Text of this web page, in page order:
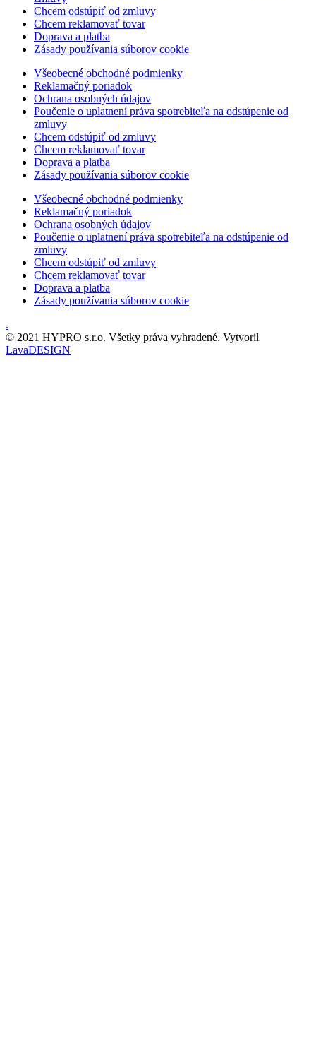
Chcem odstúpiť od zmluvy
Chcem reklamovať tovar
Doprava a platba
Zásady používania súborov cookie
Všeobecné obchodné podmienky
Reklamačný poriadok
Ochrana osobných údajov
Poučenie o uplatnení práva spotrebiteľa na odstúpenie od
zmluvy
Chcem odstúpiť od zmluvy
Chcem reklamovať tovar
Doprava a platba
Zásady používania súborov cookie
Všeobecné obchodné podmienky
Reklamačný poriadok
Ochrana osobných údajov
Poučenie o uplatnení práva spotrebiteľa na odstúpenie od
zmluvy
Chcem odstúpiť od zmluvy
Chcem reklamovať tovar
Doprava a platba
Zásady používania súborov cookie
.
© 2021 HYPRO s.r.o. Všetky práva vyhradené. Vytvoril
LavaDESIGN